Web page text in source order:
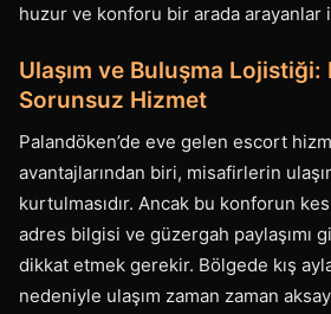
huzur ve konforu bir arada arayanlar
Ulaşım ve Buluşma Lojistiği:
Sorunsuz Hizmet
Palandöken’de eve gelen escort
avantajlarından biri, misafirlerin
kurtulmasıdır. Ancak bu konforun
adres bilgisi ve güzergah paylaşımı
dikkat etmek gerekir. Bölgede kış
nedeniyle ulaşım zaman zaman